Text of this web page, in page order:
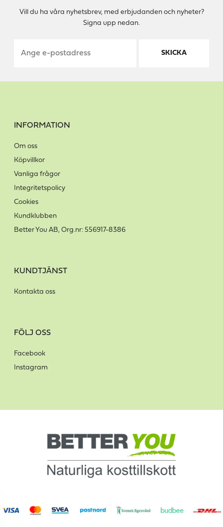
Vill du ha våra nyhetsbrev, med erbjudanden och nyheter?
Signa upp nedan.
SKICKA
INFORMATION
Om oss
Köpvillkor
Vanliga frågor
Integritetspolicy
Cookies
Kundklubben
Better You AB, Org.nr: 556917-8386
KUNDTJÄNST
Kontakta oss
FÖLJ OSS
Facebook
Instagram